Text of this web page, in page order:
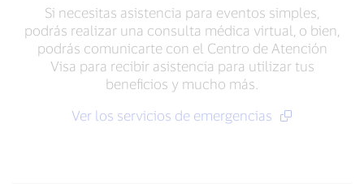
Si necesitas asistencia para eventos simples,
podrás realizar una consulta médica virtual, o bien,
podrás comunicarte con el Centro de Atención
Visa para recibir asistencia para utilizar tus
beneficios y mucho más.
Ver los servicios de emergencias